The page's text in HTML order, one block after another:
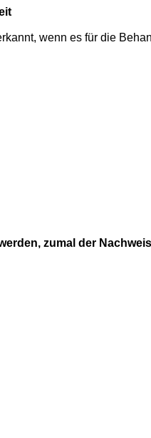
wenn es für die
zumal der